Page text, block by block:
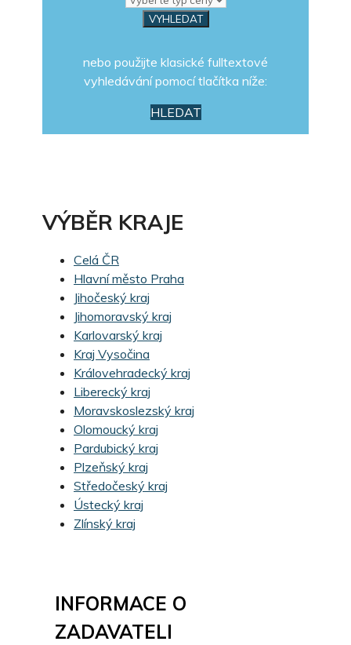
nebo použijte klasické fulltextové
vyhledávání pomocí tlačítka níže:
HLEDAT
VÝBĚR KRAJE
Celá ČR
Hlavní město Praha
Jihočeský kraj
Jihomoravský kraj
Karlovarský kraj
Kraj Vysočina
Královehradecký kraj
Liberecký kraj
Moravskoslezský kraj
Olomoucký kraj
Pardubický kraj
Plzeňský kraj
Středočeský kraj
Ústecký kraj
Zlínský kraj
INFORMACE O
ZADAVATELI